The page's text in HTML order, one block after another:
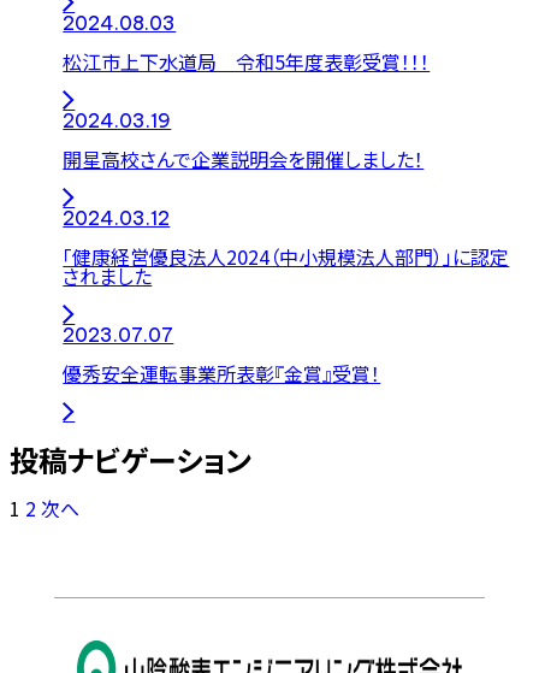
2024.08.03
松江市上下水道局 令和5年度表彰受賞！！！
2024.03.19
開星高校さんで企業説明会を開催しました！
2024.03.12
「健康経営優良法人2024（中小規模法人部門）」に認定
されました
2023.07.07
優秀安全運転事業所表彰『金賞』受賞！
投稿ナビゲーション
1 2 次へ